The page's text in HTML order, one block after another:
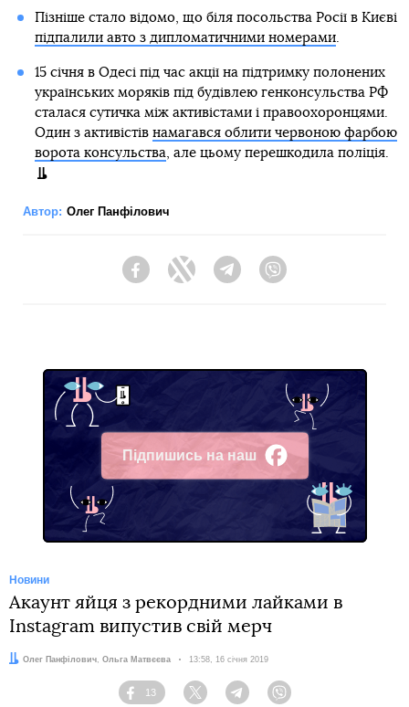
Пізніше стало відомо, що біля посольства Росії в Києві
підпалили авто з дипломатичними номерами.
15 січня в Одесі під час акції на підтримку полонених
українських моряків під будівлею генконсульства РФ
сталася сутичка між активістами і правоохоронцями.
Один з активістів намагався облити червоною фарбою
ворота консульства, але цьому перешкодила поліція.
Автор: Олег Панфілович
FacebookTwitter Telegram
Підпишись на наш
Facebook
Новини
Акаунт яйця з рекордними лайками в
Instagram випустив свій мерч
Автори:
Олег Панфілович, Ольга Матвєєва Дата:
13:58, 16 січня 2019
Facebook
13
Twitter TelegramViber